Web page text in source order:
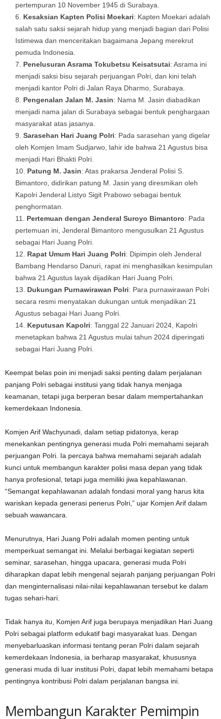
pertempuran 10 November 1945 di Surabaya.
Kesaksian Kapten Polisi Moekari: Kapten Moekari adalah
salah satu saksi sejarah hidup yang menjadi bagian dari Polisi
Istimewa dan menceritakan bagaimana Jepang merekrut
pemuda Indonesia.
Penelusuran Asrama Tokubetsu Keisatsutai: Asrama ini
menjadi saksi bisu sejarah perjuangan Polri, dan kini telah
menjadi kantor Polri di Jalan Raya Dharmo, Surabaya.
Pengenalan Jalan M. Jasin: Nama M. Jasin diabadikan
menjadi nama jalan di Surabaya sebagai bentuk penghargaan
masyarakat atas jasanya.
Sarasehan Hari Juang Polri: Pada sarasehan yang digelar
oleh Komjen Imam Sudjarwo, lahir ide bahwa 21 Agustus bisa
menjadi Hari Bhakti Polri.
Patung M. Jasin: Atas prakarsa Jenderal Polisi S.
Bimantoro, didirikan patung M. Jasin yang diresmikan oleh
Kapolri Jenderal Listyo Sigit Prabowo sebagai bentuk
penghormatan.
Pertemuan dengan Jenderal Suroyo Bimantoro: Pada
pertemuan ini, Jenderal Bimantoro mengusulkan 21 Agustus
sebagai Hari Juang Polri.
Rapat Umum Hari Juang Polri: Dipimpin oleh Jenderal
Bambang Hendarso Danuri, rapat ini menghasilkan kesimpulan
bahwa 21 Agustus layak dijadikan Hari Juang Polri.
Dukungan Purnawirawan Polri: Para purnawirawan Polri
secara resmi menyatakan dukungan untuk menjadikan 21
Agustus sebagai Hari Juang Polri.
Keputusan Kapolri: Tanggal 22 Januari 2024, Kapolri
menetapkan bahwa 21 Agustus mulai tahun 2024 diperingati
sebagai Hari Juang Polri.
Keempat belas poin ini menjadi saksi penting dalam perjalanan
panjang Polri sebagai institusi yang tidak hanya menjaga
keamanan, tetapi juga berperan besar dalam mempertahankan
kemerdekaan Indonesia.
Komjen Arif Wachyunadi, dalam setiap pidatonya, kerap
menekankan pentingnya generasi muda Polri memahami sejarah
perjuangan Polri. Ia percaya bahwa memahami sejarah adalah
kunci untuk membangun karakter polisi masa depan yang tidak
hanya profesional, tetapi juga memiliki jiwa kepahlawanan.
“Semangat kepahlawanan adalah fondasi moral yang harus kita
wariskan kepada generasi penerus Polri,” ujar Komjen Arif dalam
sebuah wawancara.
Menurutnya, Hari Juang Polri adalah momen penting untuk
memperkuat semangat ini. Melalui berbagai kegiatan seperti
seminar, sarasehan, hingga upacara, generasi muda Polri
diharapkan dapat lebih mengenal sejarah panjang perjuangan Polri
dan menginternalisasi nilai-nilai kepahlawanan tersebut ke dalam
tugas sehari-hari.
Tidak hanya itu, Komjen Arif juga berupaya menjadikan Hari Juang
Polri sebagai platform edukatif bagi masyarakat luas. Dengan
menyebarluaskan informasi tentang peran Polri dalam sejarah
kemerdekaan Indonesia, ia berharap masyarakat, khususnya
generasi muda di luar institusi Polri, dapat lebih memahami betapa
pentingnya kontribusi Polri dalam perjalanan bangsa ini.
Membangun Karakter Pemimpin